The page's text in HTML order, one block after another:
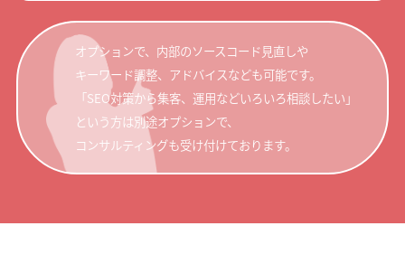
オプションで、内部のソースコード見直しや
キーワード調整、アドバイスなども可能です。
「SEO対策から集客、運用などいろいろ相談したい」
という方は別途オプションで、
コンサルティングも受け付けております。